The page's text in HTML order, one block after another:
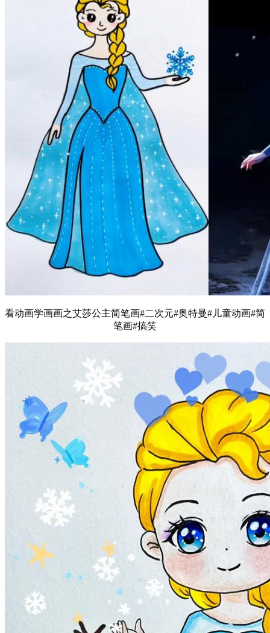
看动画学画画之艾莎公主简笔画#二次元#奥特曼#儿童动画#简
笔画#搞笑